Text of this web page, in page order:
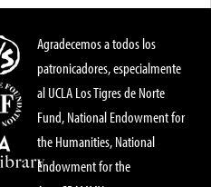
Agradecemos a todos los
patronicadores, especialmente
al UCLA Los Tigres de Norte
Fund, National Endowment for
the Humanities, National
Endowment for the